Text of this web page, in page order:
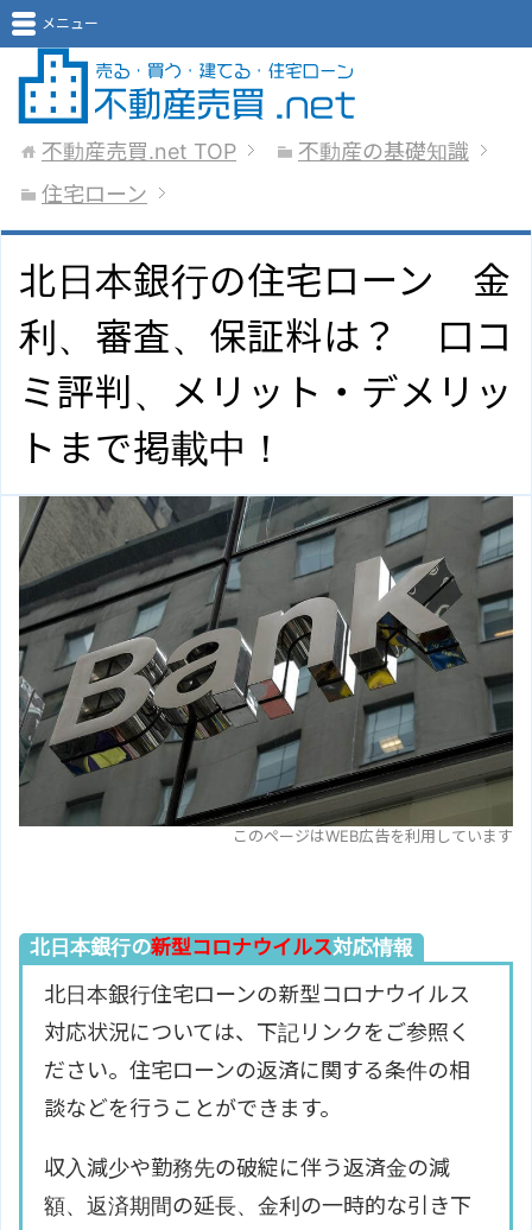
メニュー
不動産売買.net TOP
不動産の基礎知識
住宅ローン
北日本銀行の住宅ローン 金
利、審査、保証料は？ 口コ
ミ評判、メリット・デメリッ
トまで掲載中！
このページはWEB広告を利用しています
北日本銀行の新型コロナウイルス対応情報
北日本銀行住宅ローンの新型コロナウイルス
対応状況については、下記リンクをご参照く
ださい。住宅ローンの返済に関する条件の相
談などを行うことができます。
収入減少や勤務先の破綻に伴う返済金の減
額、返済期間の延長、金利の一時的な引き下